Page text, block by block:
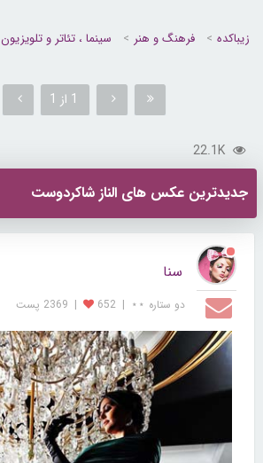
زیباکده فرهنگ و هنر سینما ، تئاتر و تلویزیون
1 از 1
22.1K
جدیدترین عکس های الناز شاکردوست
سنا
دو ستاره ⋆⋆ |
652
| 2369 پست